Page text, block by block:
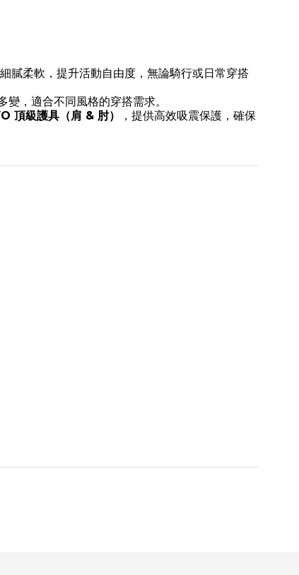
膩柔軟，提升活動自由度，無論騎行或日常穿搭
變，適合不同風格的穿搭需求。
頂級護具（肩 & 肘）
，提供高效吸震保護，確保